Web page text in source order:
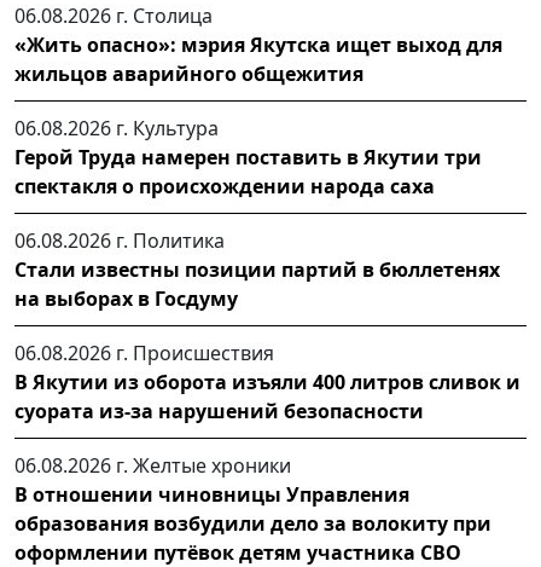
06.08.2026 г. Столица
«Жить опасно»: мэрия Якутска ищет выход для
жильцов аварийного общежития
06.08.2026 г. Культура
Герой Труда намерен поставить в Якутии три
спектакля о происхождении народа саха
06.08.2026 г. Политика
Стали известны позиции партий в бюллетенях
на выборах в Госдуму
06.08.2026 г. Происшествия
В Якутии из оборота изъяли 400 литров сливок и
суората из-за нарушений безопасности
06.08.2026 г. Желтые хроники
В отношении чиновницы Управления
образования возбудили дело за волокиту при
оформлении путёвок детям участника СВО